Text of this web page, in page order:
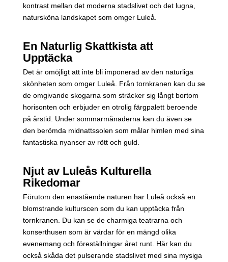
kontrast mellan det moderna stadslivet och det lugna,
natursköna landskapet som omger Luleå.
En Naturlig Skattkista att
Upptäcka
Det är omöjligt att inte bli imponerad av den naturliga
skönheten som omger Luleå. Från tornkranen kan du se
de omgivande skogarna som sträcker sig långt bortom
horisonten och erbjuder en otrolig färgpalett beroende
på årstid. Under sommarmånaderna kan du även se
den berömda midnattssolen som målar himlen med sina
fantastiska nyanser av rött och guld.
Njut av Luleås Kulturella
Rikedomar
Förutom den enastående naturen har Luleå också en
blomstrande kulturscen som du kan upptäcka från
tornkranen. Du kan se de charmiga teatrarna och
konserthusen som är värdar för en mängd olika
evenemang och föreställningar året runt. Här kan du
också skåda det pulserande stadslivet med sina mysiga